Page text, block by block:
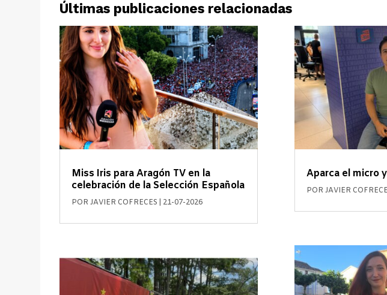
Últimas publicaciones relacionadas
Miss Iris para Aragón TV en la
celebración de la Selección Española
PORJAVIER COFRECES 21-07-2026
Aparca el micro
POR JAVIER